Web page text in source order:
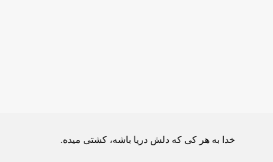
خدا به هر کی که دلش دریا باشه، کشتی میده.